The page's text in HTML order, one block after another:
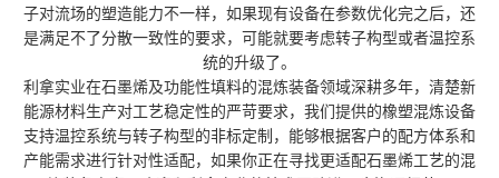
子对流场的塑造能力不一样，如果现有设备在参数优化完之后，还
是满足不了分散一致性的要求，可能就要考虑转子构型或者温控系
统的升级了。
利拿实业在石墨烯及功能性填料的混炼装备领域深耕多年，清楚新
能源材料生产对工艺稳定性的严苛要求，我们提供的橡塑混炼设备
支持温控系统与转子构型的非标定制，能够根据客户的配方体系和
产能需求进行针对性适配，如果你正在寻找更适配石墨烯工艺的混